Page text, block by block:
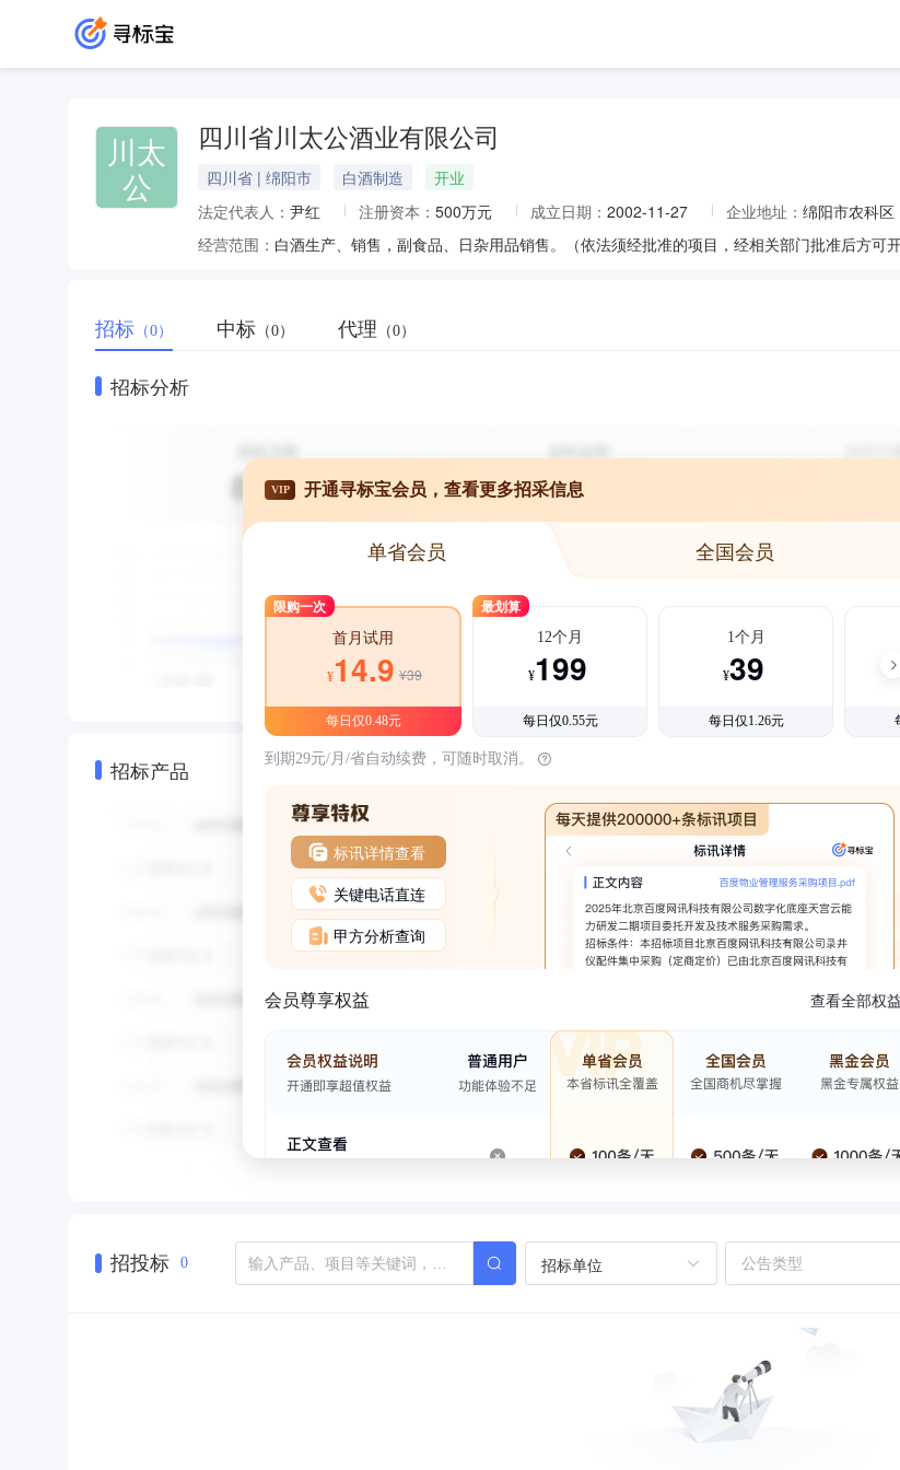
川太
公
四川省川太公酒业有限公司
四川省 | 绵阳市 白酒制造
开业
法定代表人： 尹红 注册资本： 500万元 成立日期： 2002-11-27 企业地址： 绵阳市农科区
经营范围： 白酒生产、销售，副食品、日杂用品销售。（依法须经批准的项目，经相关部门批准后方可开
招标 （0） 中标 （0） 代理 （0）
招标分析
招标产品
VIP 开通寻标宝会员，查看更多招采信息
单省会员 全国会员
限购一次
首月试用
¥14.9 ¥39
每日仅0.48元
最划算
12个月
¥199
每日仅0.55元
1个月
¥39
每日仅1.26元
到期29元/月/省自动续费，可随时取消。
标讯详情查看
关键电话直连
甲方分析查询
会员尊享权益 查看全部权益
招投标 0 招标单位